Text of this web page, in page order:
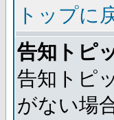
トップに
告知トピ
告知トピ
がない場